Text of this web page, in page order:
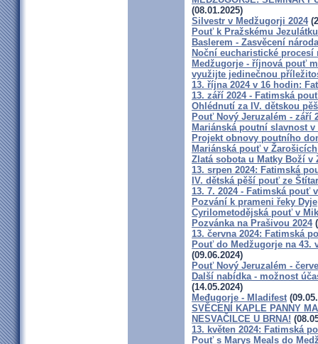
(08.01.2025)
Silvestr v Medžugorji 2024
Pouť k Pražskému
Baslerem - Zasvěcení
Noční eucharistické procesí
Medžugorje - říjnová pouť
využijte jedinečnou
13. října 2024 v 16 hodin:
13. září 2024 - Fatimská
Ohlédnutí za IV. dětskou
Pouť Nový Jeruzalém - září
Mariánská poutní slavnost
Projekt obnovy poutního
Mariánská pouť v Žarošicích
Zlatá sobota u Matky Boží v
13. srpen 2024: Fatimská
IV. dětská pěší pouť ze
13. 7. 2024 - Fatimská pouť
Pozvání k prameni řeky Dyje
Cyrilometodějská pouť v
Pozvánka na Prašivou 2024
13. června 2024: Fatimská
Pouť do Medžugorje na 43.
(09.06.2024)
Pouť Nový Jeruzalém -
Další nabídka - možnost
(14.05.2024)
Međugorje - Mladifest
SVĚCENÍ KAPLE PANNY
NESVAČILCE U BRNA!
13. květen 2024: Fatimská
Pouť s Marys Meals do